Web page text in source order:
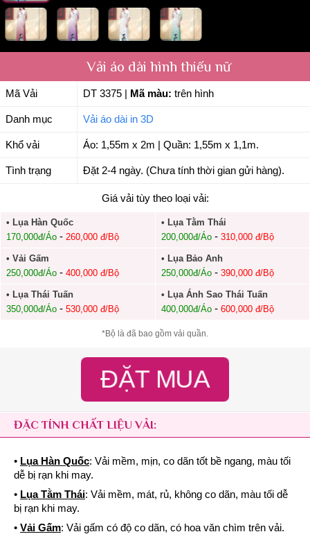
Vải áo dài hình thiếu nữ
Mã Vải DT 3375 Mã màu: trên hình
Danh mục Vải áo dài in 3D
Khổ vải Áo: 1,55m x 2m | Quần: 1,55m x 1,1m.
Tình trạng Đặt 2-4 ngày. (Chưa tính thời gian gửi hàng).
Giá vải tùy theo loại vải:
• Lụa Hàn Quốc
170,000đ/Áo - 260,000 đ/Bộ
• Lụa Tằm Thái
200,000đ/Áo- 310,000 đ/Bộ
• Vải Gấm
250,000đ/Áo - 400,000 đ/Bộ
• Lụa Bảo Anh
250,000đ/Áo- 390,000 đ/Bộ
• Lụa Thái Tuấn
350,000đ/Áo - 530,000 đ/Bộ
• Lụa Ánh Sao Thái Tuấn
400,000đ/Áo- 600,000 đ/Bộ
*Bộ là đã bao gồm vải quần.
ĐẶT MUA
ĐẶC TÍNH CHẤT LIỆU VẢI:
• Lụa Hàn Quốc: Vải mềm, mịn, co dãn tốt bề ngang, màu tối
dễ bị rạn khi may.
• Lụa Tằm Thái: Vải mềm, mát, rủ, không co dãn, màu tối dễ
bị rạn khi may.
• Vải Gấm: Vải gấm có độ co dãn, có hoa văn chìm trên vải.